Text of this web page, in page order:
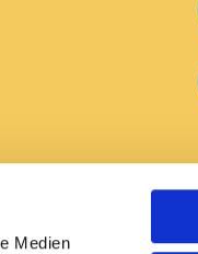
Medien Marcel